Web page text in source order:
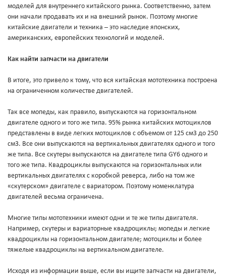
моделей для внутреннего китайского рынка. Соответственно, затем
они начали продавать их и на внешний рынок. Поэтому многие
китайские двигатели и техника – это наследие японских,
американских, европейских технологий и моделей.
Как найти запчасти на двигатели
В итоге, это привело к тому, что вся китайская мототехника построена
на ограниченном количестве двигателей.
Так все мопеды, как правило, выпускаются на горизонтальном
двигателе одного и того же типа. 95% рынка китайских мотоциклов
представлены в виде легких мотоциклов с объемом от 125 см3 до 250
см3. Все они выпускаются на вертикальных двигателях одного и того
же типа. Все скутеры выпускаются на двигателе типа GY6 одного и
того же типа. Квадроциклы выпускаются на горизонтальных или
вертикальных двигателях с коробкой реверса, либо на том же
«скутерском» двигателе с вариатором. Поэтому номенклатура
двигателей весьма ограничена.
Многие типы мототехники имеют одни и те же типы двигателя.
Например, скутеры и вариаторные квадроциклы; мопеды и легкие
квадроциклы на горизонтальном двигателе; мотоциклы и более
тяжелые квадроциклы на вертикальном двигателе.
Исходя из информации выше, если вы ищите запчасти на двигатели,